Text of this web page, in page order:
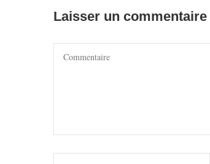
Laisser un commentaire